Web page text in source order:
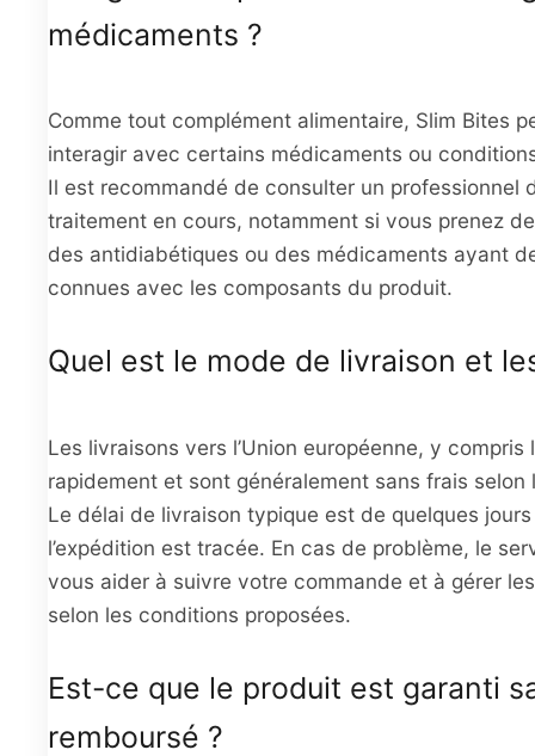
médicaments ?
Comme tout complément alimentaire, Slim Bites
interagir avec certains médicaments ou
Il est recommandé de consulter un professionnel
traitement en cours, notamment si vous prenez
des antidiabétiques ou des médicaments ayant
connues avec les composants du produit.
Quel est le mode de livraison et
Les livraisons vers l’Union européenne, y compris
rapidement et sont généralement sans frais selon
Le délai de livraison typique est de quelques
l’expédition est tracée. En cas de problème, le
vous aider à suivre votre commande et à gérer
selon les conditions proposées.
Est-ce que le produit est garanti
remboursé ?